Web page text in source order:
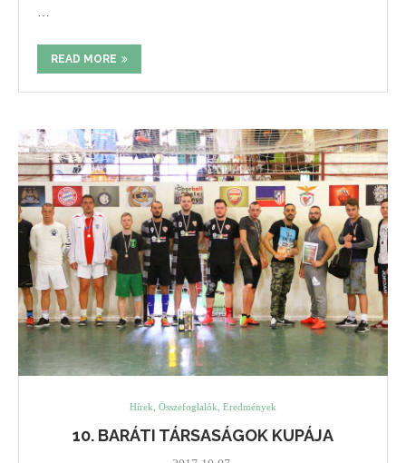
READ MORE
Hírek, Összefoglalók, Eredmények
10. BARÁTI TÁRSASÁGOK KUPÁJA